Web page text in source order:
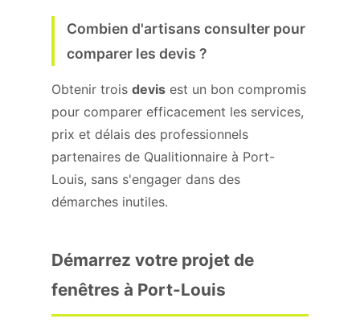
Combien d'artisans consulter pour
comparer les devis ?
Obtenir trois devis est un bon compromis
pour comparer efficacement les services,
prix et délais des professionnels
partenaires de Qualitionnaire à Port-
Louis, sans s'engager dans des
démarches inutiles.
Démarrez votre projet de
fenêtres à Port-Louis